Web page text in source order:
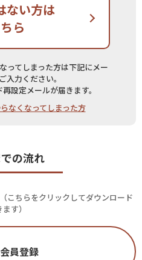
ない方は
ら
ってしまった方は下記にメー
入力ください。
設定メールが届きます。
なくなってしまった方
の流れ
こちらをクリックしてダウンロード
す）
員登録